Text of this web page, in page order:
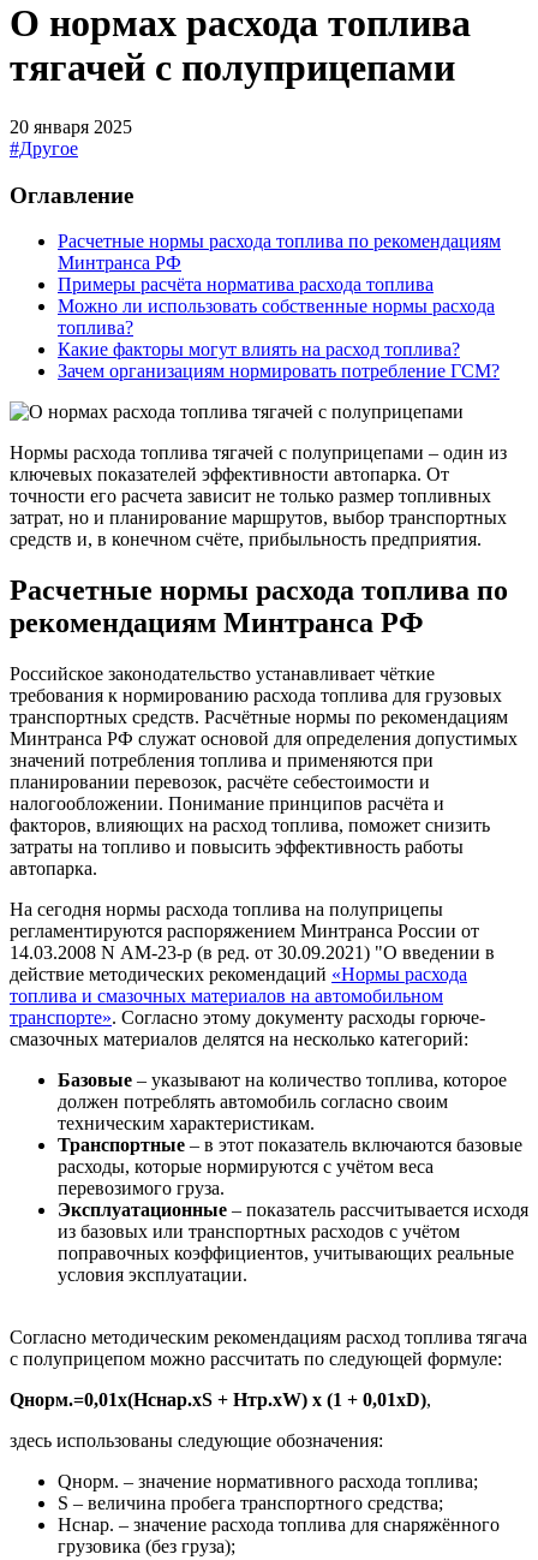
О нормах расхода топлива
тягачей с полуприцепами
20 января 2025
#Другое
Оглавление
Расчетные нормы расхода топлива по рекомендациям
Минтранса РФ
Примеры расчёта норматива расхода топлива
Можно ли использовать собственные нормы расхода
топлива?
Какие факторы могут влиять на расход топлива?
Зачем организациям нормировать потребление ГСМ?
Нормы расхода топлива тягачей с полуприцепами – один из
ключевых показателей эффективности автопарка. От
точности его расчета зависит не только размер топливных
затрат, но и планирование маршрутов, выбор транспортных
средств и, в конечном счёте, прибыльность предприятия.
Расчетные нормы расхода топлива по
рекомендациям Минтранса РФ
Российское законодательство устанавливает чёткие
требования к нормированию расхода топлива для грузовых
транспортных средств. Расчётные нормы по рекомендациям
Минтранса РФ служат основой для определения допустимых
значений потребления топлива и применяются при
планировании перевозок, расчёте себестоимости и
налогообложении. Понимание принципов расчёта и
факторов, влияющих на расход топлива, поможет снизить
затраты на топливо и повысить эффективность работы
автопарка.
На сегодня нормы расхода топлива на полуприцепы
регламентируются распоряжением Минтранса России от
14.03.2008 N АМ-23-р (в ред. от 30.09.2021) "О введении в
действие методических рекомендаций «Нормы расхода
топлива и смазочных материалов на автомобильном
транспорте». Согласно этому документу расходы горюче-
смазочных материалов делятся на несколько категорий:
Базовые – указывают на количество топлива, которое
должен потреблять автомобиль согласно своим
техническим характеристикам.
Транспортные – в этот показатель включаются базовые
расходы, которые нормируются с учётом веса
перевозимого груза.
Эксплуатационные – показатель рассчитывается исходя
из базовых или транспортных расходов с учётом
поправочных коэффициентов, учитывающих реальные
условия эксплуатации.
Согласно методическим рекомендациям расход топлива тягача
с полуприцепом можно рассчитать по следующей формуле:
Qнорм.=0,01x(Hснар.xS + Hтр.xW) x (1 + 0,01xD),
здесь использованы следующие обозначения:
Qнорм. – значение нормативного расхода топлива;
S – величина пробега транспортного средства;
Hснар. – значение расхода топлива для снаряжённого
грузовика (без груза);